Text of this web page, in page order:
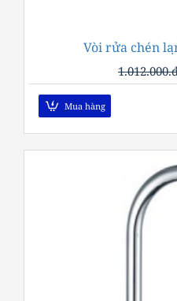
Vòi rửa chén
Mua hàng